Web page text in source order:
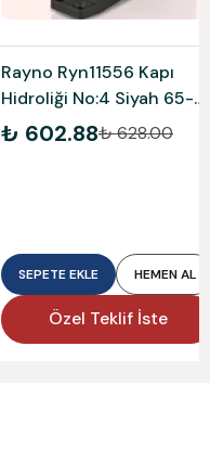
Rayno Ryn11556 Kapı
Hidroliği No:4 Siyah 65-
85 Kg
₺ 602.88₺ 628.00
SEPETE EKLE HEMEN AL
Özel Teklif İste